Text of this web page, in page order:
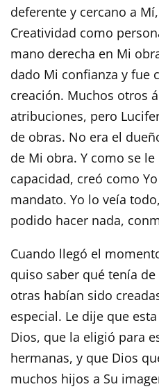
deferente y cercano a
Creatividad como
mano derecha en Mi
dado Mi confianza y fue
creación. Muchos otros
atribuciones, pero
de obras. No era el
de Mi obra. Y como se
capacidad, creó como
mandato. Yo lo veía
podido hacer nada,
Cuando llegó el
quiso saber qué tenía
otras habían sido
especial. Le dije que
Dios, que la eligió para
hermanas, y que Dios
muchos hijos a Su